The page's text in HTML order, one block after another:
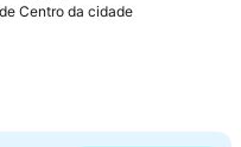
Centro da cidade